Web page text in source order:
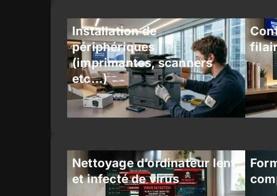
Installation de
périphériques
(imprimantes, scanners
etc…)
Nettoyage d’ordinateur lent
et infecté de virus